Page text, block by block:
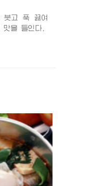
붓고 푹 끓여
을 들인다.